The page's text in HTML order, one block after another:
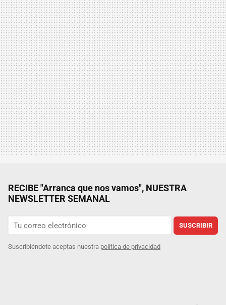
RECIBE "Arranca que nos vamos", NUESTRA
NEWSLETTER SEMANAL
SUSCRIBIR
Suscribiéndote aceptas nuestra política de privacidad